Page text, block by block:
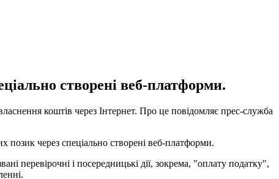
створені веб-платформи.
коштів через Інтернет. Про це повідомляє прес-служба
через спеціально створені веб-платформи.
перевірочні і посередницькі дії, зокрема, "оплату податку",